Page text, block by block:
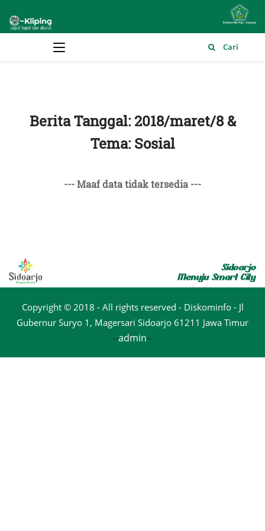
Main Menu Cari
Berita Tanggal: 2018/maret/8 &
Tema: Sosial
--- Maaf data tidak tersedia ---
Copyright © 2018 - All rights reserved - Diskominfo - Jl
Gubernur Suryo 1, Magersari Sidoarjo 61211 Jawa Timur
--admin--